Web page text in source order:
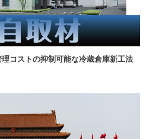
理コストの抑制可能な冷蔵倉庫新工法